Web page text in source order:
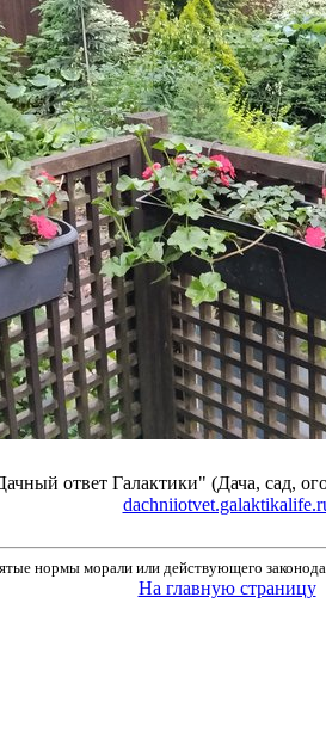
ответ Галактики" (Дача, сад,
нормы морали или действующего
На главную страницу